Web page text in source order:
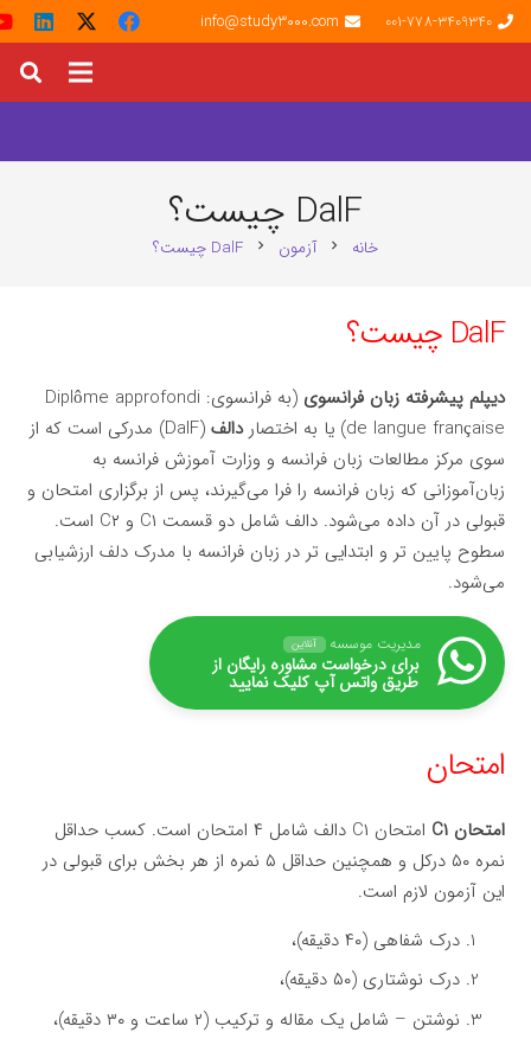
001-778-3409340
info@study3000.com
DalF چیست؟
خانه chevron_right آزمون chevron_right DalF چیست؟
DalF چیست؟
دیپلم پیشرفته زبان فرانسوی (به فرانسوی: Diplôme approfondi
de langue française) یا به اختصاردالف
(DalF) مدرکی است که از
سوی مرکز مطالعات زبان فرانسه و وزارت آموزش فرانسه به
زبان‌آموزانی که زبان فرانسه را فرا می‌گیرند، پس از برگزاری امتحان و
قبولی در آن داده می‌شود. دالف شامل دو قسمت C۱ و C۲ است.
سطوح پایین تر و ابتدایی تر در زبان فرانسه با مدرک دلف ارزشیابی
می‌شود.
مدیریت موسسه آنلاین
برای درخواست مشاوره رایگان از
طریق واتس آپ کلیک نمایید
امتحان
امتحان C۱
امتحان C۱ دالف شامل ۴ امتحان است. کسب حداقل
نمره ۵۰ درکل و همچنین حداقل ۵ نمره از هر بخش برای قبولی در
این آزمون لازم است.
درک شفاهی (۴۰ دقیقه)،
درک نوشتاری (۵۰ دقیقه)،
نوشتن – شامل یک مقاله و ترکیب (۲ ساعت و ۳۰ دقیقه)،